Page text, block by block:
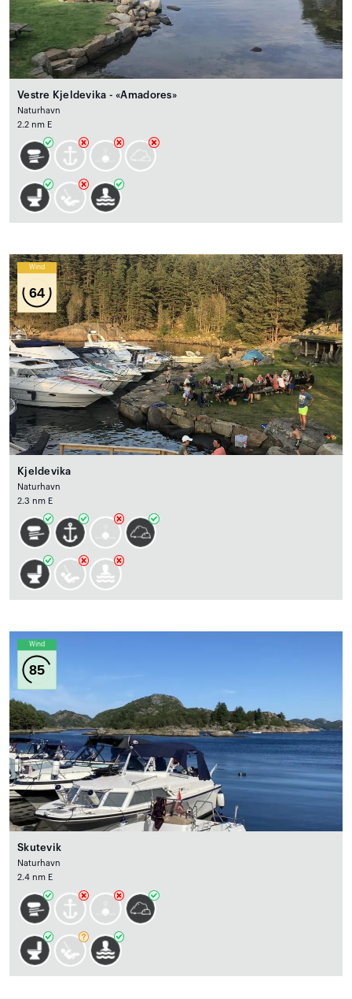
Vestre Kjeldevika - «Amadores»
Naturhavn
2.2 nm E
Wind
64
Kjeldevika
Naturhavn
2.3 nm E
Wind
85
Skutevik
Naturhavn
2.4 nm E